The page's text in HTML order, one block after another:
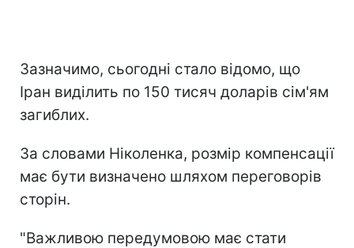
Зазначимо, сьогодні стало відомо, що
Іран виділить по 150 тисяч доларів сім'ям
загиблих.
За словами Ніколенка, розмір компенсації
має бути визначено шляхом переговорів
сторін.
"Важливою передумовою має стати